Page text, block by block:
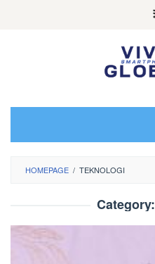
HOMEPAGE / TEKNOLOGI
Category: